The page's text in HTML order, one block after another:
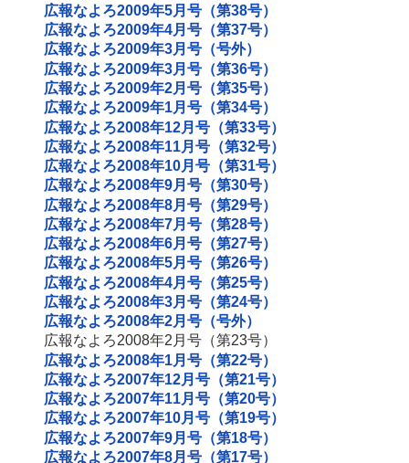
広報なよろ2009年5月号（第38号）
広報なよろ2009年4月号（第37号）
広報なよろ2009年3月号（号外）
広報なよろ2009年3月号（第36号）
広報なよろ2009年2月号（第35号）
広報なよろ2009年1月号（第34号）
広報なよろ2008年12月号（第33号）
広報なよろ2008年11月号（第32号）
広報なよろ2008年10月号（第31号）
広報なよろ2008年9月号（第30号）
広報なよろ2008年8月号（第29号）
広報なよろ2008年7月号（第28号）
広報なよろ2008年6月号（第27号）
広報なよろ2008年5月号（第26号）
広報なよろ2008年4月号（第25号）
広報なよろ2008年3月号（第24号）
広報なよろ2008年2月号（号外）
広報なよろ2008年2月号（第23号）
広報なよろ2008年1月号（第22号）
広報なよろ2007年12月号（第21号）
広報なよろ2007年11月号（第20号）
広報なよろ2007年10月号（第19号）
広報なよろ2007年9月号（第18号）
広報なよろ2007年8月号（第17号）